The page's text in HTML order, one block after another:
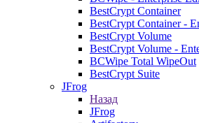
BestCrypt Container
BestCrypt Container -
BestCrypt Volume
BestCrypt Volume -
BCWipe Total WipeOut
BestCrypt Suite
JFrog
Назад
JFrog